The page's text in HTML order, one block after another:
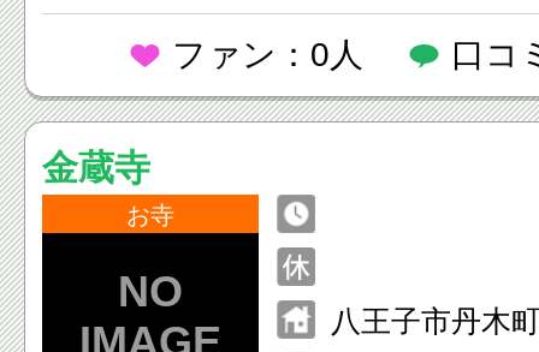
ファン：0人 口コ
金蔵寺
お寺
八王子市丹木